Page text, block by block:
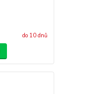
do 10 dnů